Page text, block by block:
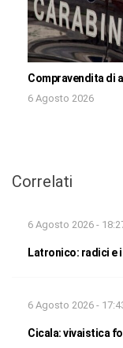
Compravendita di
6 Agosto 2026
Correlati
6 Agosto 2026 -
Latronico: radici e
6 Agosto 2026 -
Cicala: vivaistica